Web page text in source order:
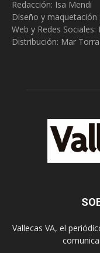
Redacción: Isa Mendi
Diseño y
Web y Redes Sociales:
Distribución: Mar
Vallecas VA, el